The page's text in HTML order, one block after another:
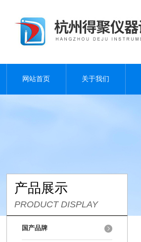
网站首页 关于我们
产品展示
PRODUCT DISPLAY
国产品牌